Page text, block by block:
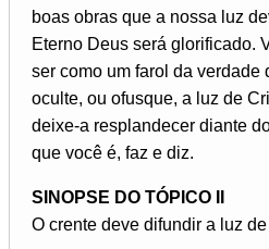
boas obras que a nossa luz
Eterno Deus será glorificado.
ser como um farol da verdade
oculte, ou ofusque, a luz de
deixe-a resplandecer diante
que você é, faz e diz.
SINOPSE DO TÓPICO II
O crente deve difundir a luz